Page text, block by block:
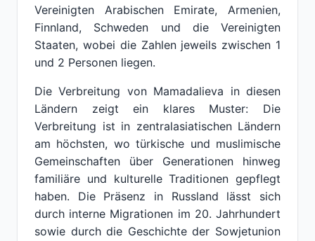
Vereinigten Arabischen Emirate, Armenien,
Finnland, Schweden und die Vereinigten
Staaten, wobei die Zahlen jeweils zwischen 1
und 2 Personen liegen.
Die Verbreitung von Mamadalieva in diesen
Ländern zeigt ein klares Muster: Die
Verbreitung ist in zentralasiatischen Ländern
am höchsten, wo türkische und muslimische
Gemeinschaften über Generationen hinweg
familiäre und kulturelle Traditionen gepflegt
haben. Die Präsenz in Russland lässt sich
durch interne Migrationen im 20. Jahrhundert
sowie durch die Geschichte der Sowjetunion